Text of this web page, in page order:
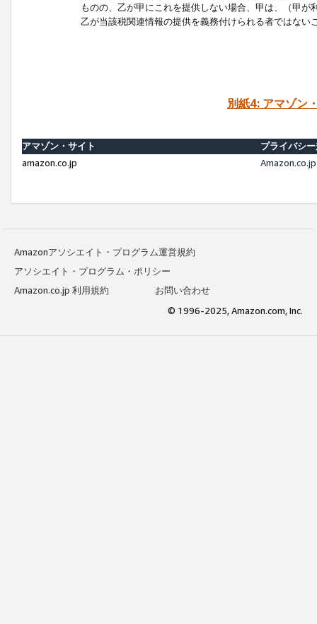
ものの、乙が甲にこれを提供しない場合、甲は、（甲
乙が当該税関連情報の提供を義務付けられる者ではな
別紙4: アマゾン
アマゾン・サイト
プライバシ
amazon.co.jp
Amazonアソシエイト・プログラム運営規約
アソシエイト・プログラム・ポリシー
Amazon.co.jp 利用規約
お問い合わせ
© 1996-2025, Amazon.com, Inc.